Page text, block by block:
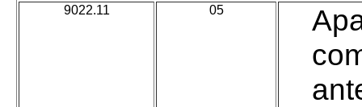
9022.11 05